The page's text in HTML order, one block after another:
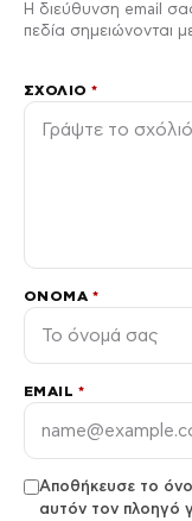
Η διεύθυνση email
πεδία σημειώνονται
ΣΧΌΛΙΟ*
ΌΝΟΜΑ *
EMAIL *
Αποθήκευσε το
αυτόν τον πλοηγό